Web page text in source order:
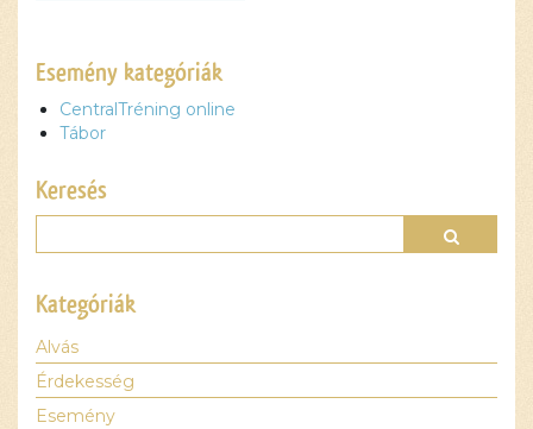
Ez a
blokkolva
van, amíg
fogadod a
szükséges
és
betöltöm
Esemény kategóriák
CentralTréning online
Tábor
Keresés
Kategóriák
Alvás
Érdekesség
Esemény